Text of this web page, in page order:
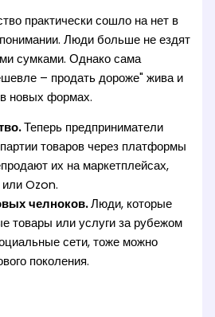
практически сошло на нет в
Люди больше не ездят
сумками. Однако сама
– продать дороже" жива и
в новых формах.
Теперь предприниматели
товаров через платформы
их на маркетплейсах,
Ozon.
челноков.Люди, которые
товары или услуги за рубежом
сети, тоже можно
поколения.